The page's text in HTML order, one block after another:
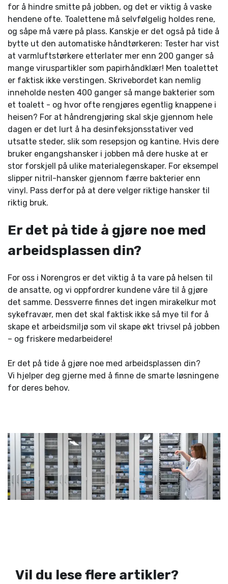
for å hindre smitte på jobben, og det er viktig å vaske
hendene ofte. Toalettene må selvfølgelig holdes rene,
og såpe må være på plass. Kanskje er det også på tide å
bytte ut den automatiske håndtørkeren: Tester har vist
at varmluftstørkere etterlater mer enn 200 ganger så
mange viruspartikler som papirhåndklær! Men toalettet
er faktisk ikke verstingen. Skrivebordet kan nemlig
inneholde nesten 400 ganger så mange bakterier som
et toalett - og hvor ofte rengjøres egentlig knappene i
heisen? For at håndrengjøring skal skje gjennom hele
dagen er det lurt å ha desinfeksjonsstativer ved
utsatte steder, slik som resepsjon og kantine. Hvis dere
bruker engangshansker i jobben må dere huske at er
stor forskjell på ulike materialegenskaper. For eksempel
slipper nitril-hansker gjennom færre bakterier enn
vinyl. Pass derfor på at dere velger riktige hansker til
riktig bruk.
Er det på tide å gjøre noe med
arbeidsplassen din?
For oss i Norengros er det viktig å ta vare på helsen til
de ansatte, og vi oppfordrer kundene våre til å gjøre
det samme. Dessverre finnes det ingen mirakelkur mot
sykefravær, men det skal faktisk ikke så mye til for å
skape et arbeidsmiljø som vil skape økt trivsel på jobben
– og friskere medarbeidere!
Er det på tide å gjøre noe med arbeidsplassen din?
Vi hjelper deg gjerne med å finne de smarte løsningene
for deres behov.
Vil du lese flere artikler?